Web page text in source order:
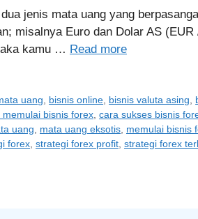
jenis mata uang yang
misalnya Euro dan Dolar AS
kamu … Read more
uang, bisnis online, bisnis valuta asing,
memulai bisnis forex, cara sukses bisnis
uang, mata uang eksotis, memulai bisnis
forex, strategi forex profit, strategi forex